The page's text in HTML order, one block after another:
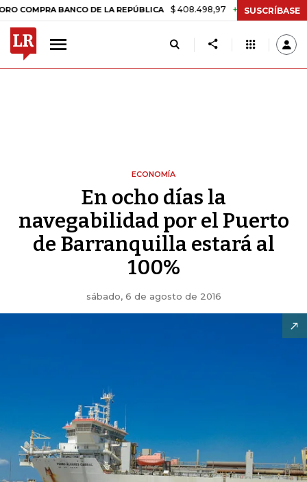
BANCO DE LA REPÚBLICA $ 408.498,97 +$ 8.753,81 +2,19%
SUSCRÍBASE
ECONOMÍA
En ocho días la
navegabilidad por el Puerto
de Barranquilla estará al
100%
sábado, 6 de agosto de 2016